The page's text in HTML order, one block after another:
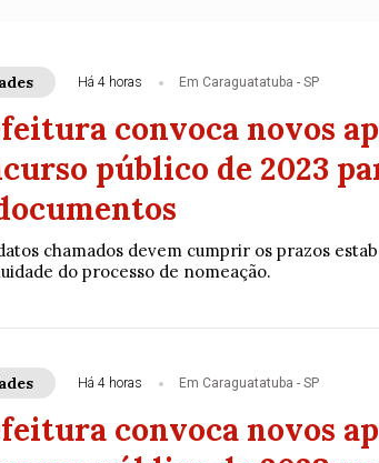
Há 4 horas Em Caraguatatuba - SP
convoca novos
público de 2023
chamados devem cumprir os prazos
do processo de nomeação.
Há 4 horas Em Caraguatatuba - SP
convoca novos